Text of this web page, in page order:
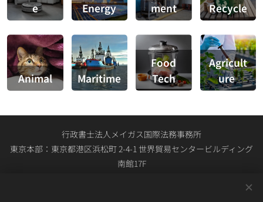
e
Energy
ment
Recycle
Animal Maritime
Food
Tech
Agricult
ure
行政書士法人メイガス国際法務事務所
東京本部：東京都港区浜松町 2-4-1 世界貿易センタービルディング
南館17F